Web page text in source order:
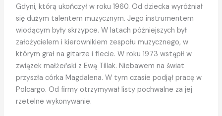
Gdyni, którą ukończył w roku 1960. Od dziecka wyróżniał
się dużym talentem muzycznym. Jego instrumentem
wiodącym były skrzypce. W latach późniejszych był
założycielem i kierownikiem zespołu muzycznego, w
którym grał na gitarze i flecie. W roku 1973 wstąpił w
związek małżeński z Ewą Tillak. Niebawem na świat
przyszła córka Magdalena. W tym czasie podjął pracę w
Polcargo. Od firmy otrzymywał listy pochwalne za jej
rzetelne wykonywanie.